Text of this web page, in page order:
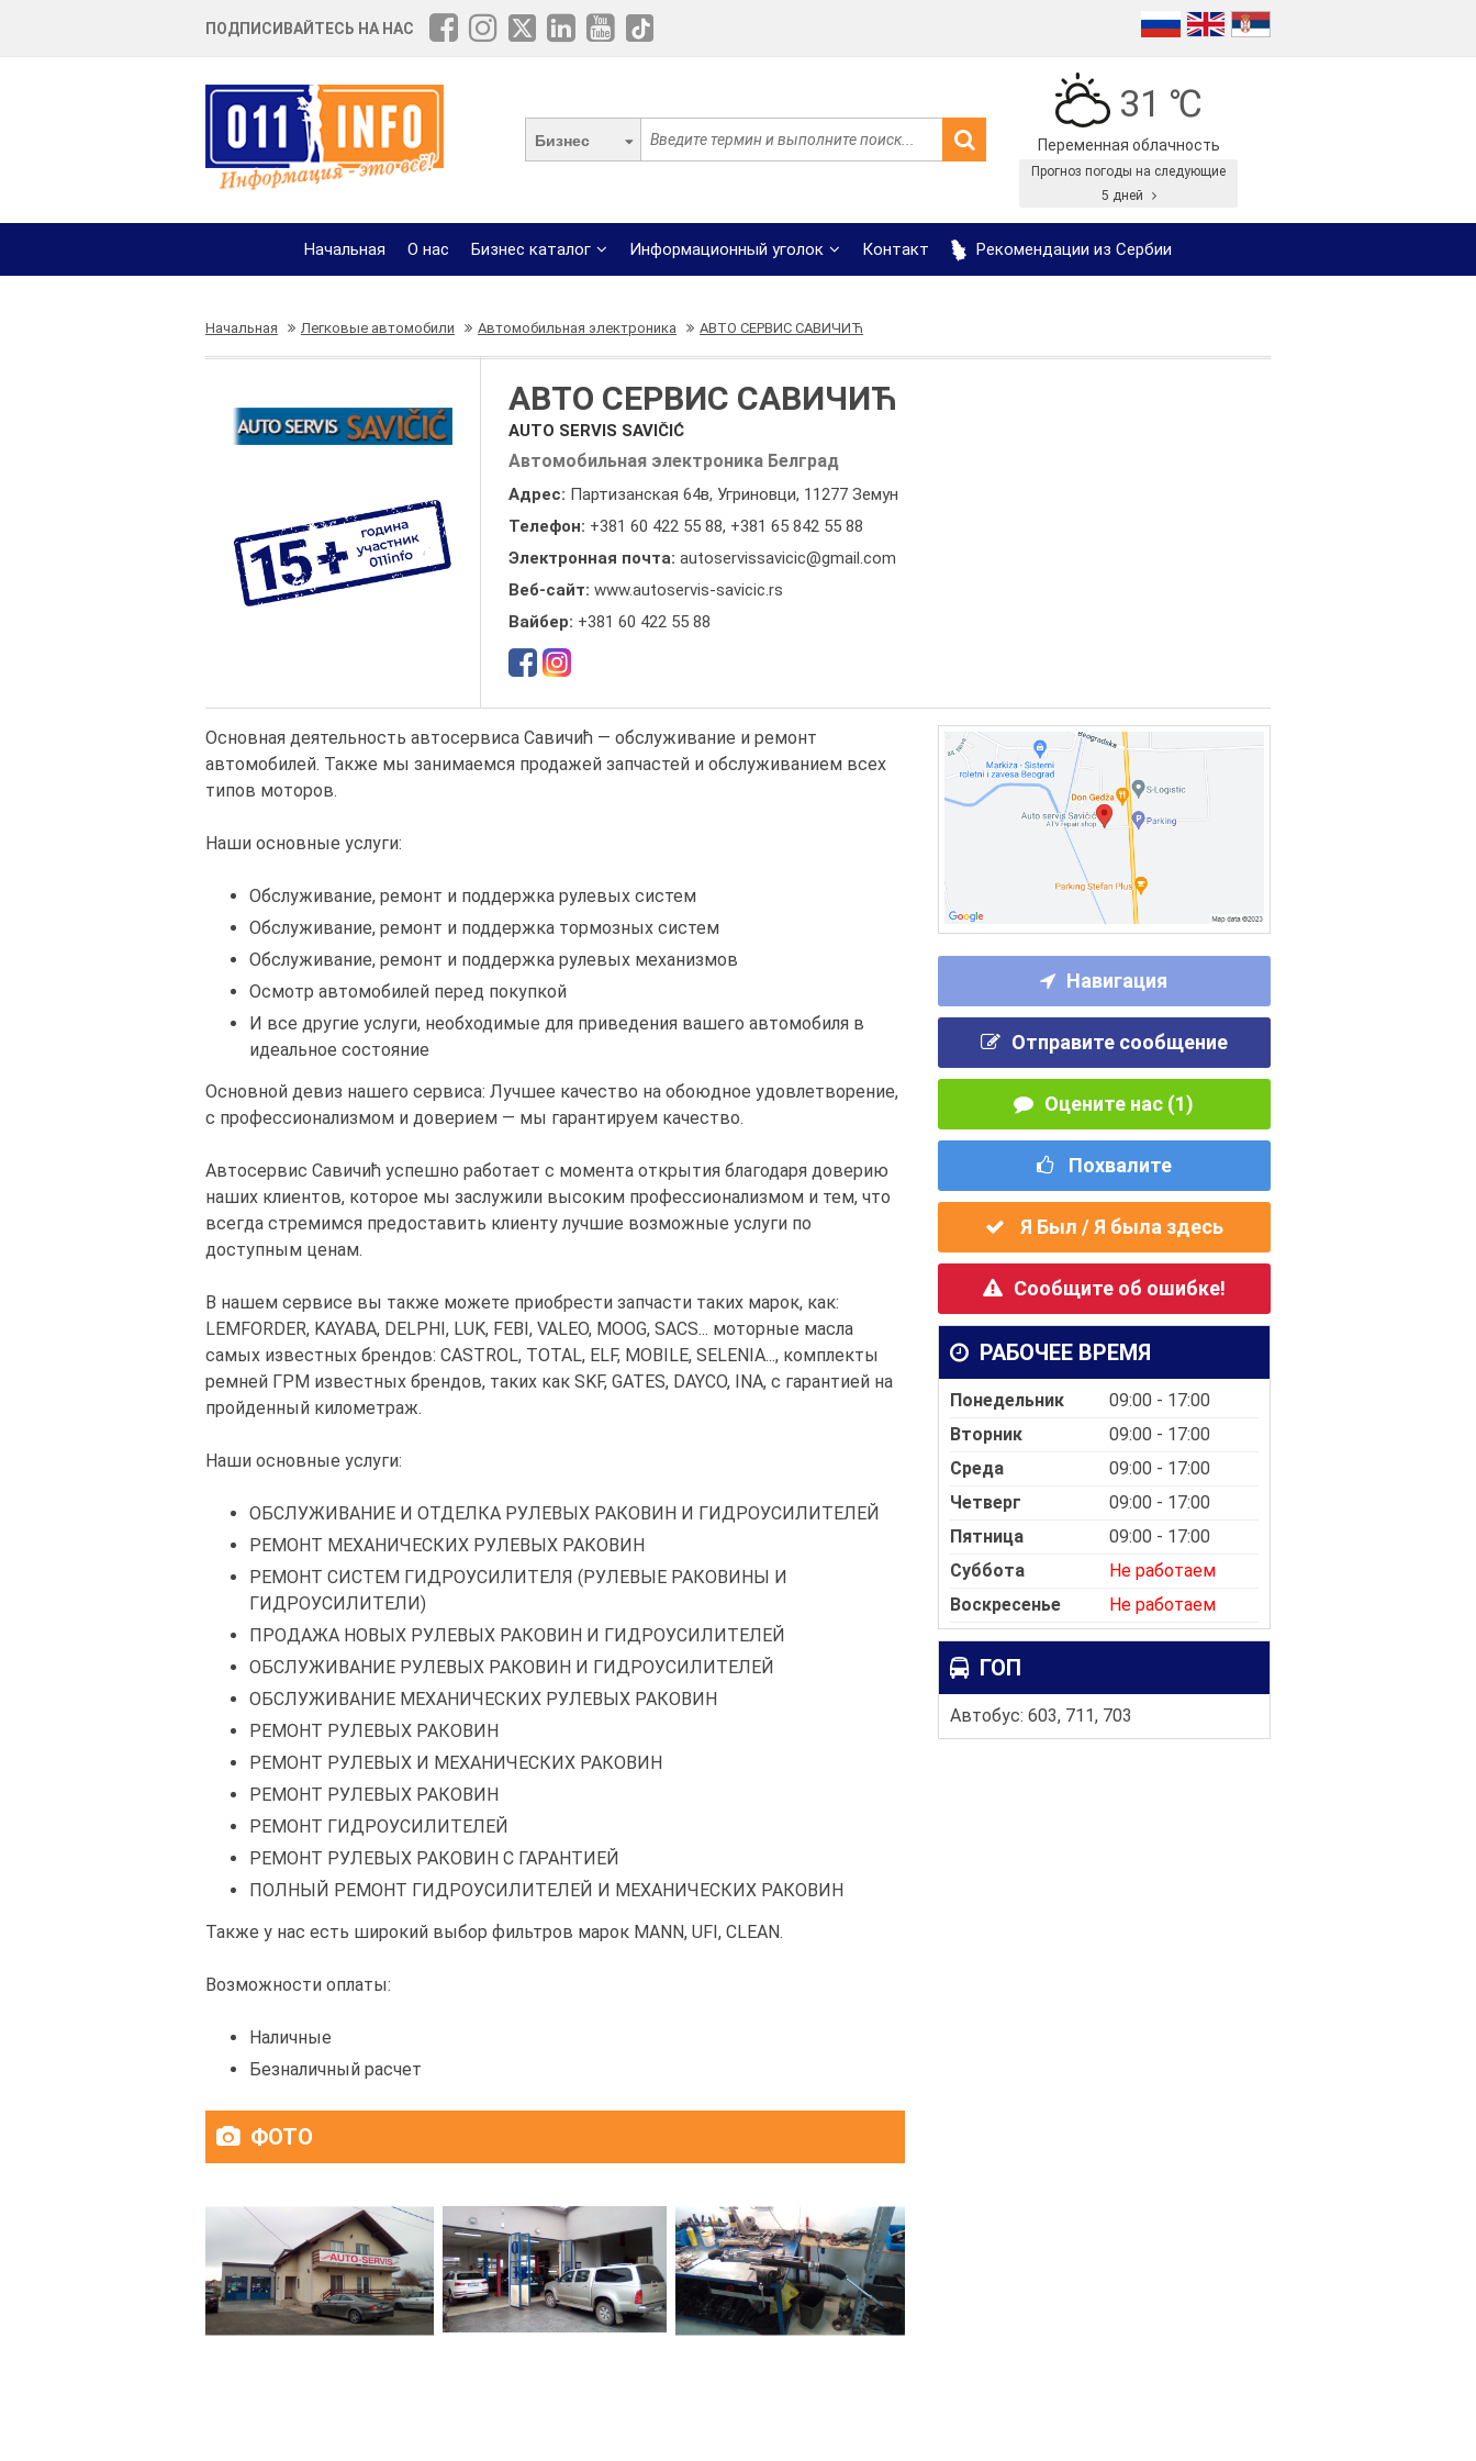
ПОДПИСИВАЙТЕСЬ НА НАС
Бизнес
31 ℃
Переменная облачность
Прогноз погоды на следующие
5 дней
Начальная О нас Бизнес каталог Информационный уголок Контакт Рекомендации из Сербии
Начальная Легковые автомобили Автомобильная электроника АВТО СЕРВИС САВИЧИЋ
АВТО СЕРВИС САВИЧИЋ
AUTO SERVIS SAVIČIĆ
Автомобильная электроника Белград
Адрес: Партизанская 64в, Угриновци, 11277 Земун
Телефон: +381 60 422 55 88, +381 65 842 55 88
Электронная почта: autoservissavicic@gmail.com
Веб-сайт: www.autoservis-savicic.rs
Вайбер: +381 60 422 55 88
Навигация
Отправите сообщение
Оцените нас (1)
Похвалите
Я Был / Я была здесь
Сообщите об ошибке!
РАБОЧЕЕ ВРЕМЯ
Понедельник
09:00 - 17:00
Вторник
09:00 - 17:00
Среда
09:00 - 17:00
Четверг
09:00 - 17:00
Пятница
09:00 - 17:00
Суббота
Не работаем
Воскресенье
Не работаем
ГОП
Автобус: 603, 711, 703
Основная деятельность автосервиса Савичић — обслуживание и ремонт
автомобилей. Также мы занимаемся продажей запчастей и обслуживанием всех
типов моторов.
Наши основные услуги:
Обслуживание, ремонт и поддержка рулевых систем
Обслуживание, ремонт и поддержка тормозных систем
Обслуживание, ремонт и поддержка рулевых механизмов
Осмотр автомобилей перед покупкой
И все другие услуги, необходимые для приведения вашего автомобиля в
идеальное состояние
Основной девиз нашего сервиса: Лучшее качество на обоюдное удовлетворение,
с профессионализмом и доверием — мы гарантируем качество.
Автосервис Савичић успешно работает с момента открытия благодаря доверию
наших клиентов, которое мы заслужили высоким профессионализмом и тем, что
всегда стремимся предоставить клиенту лучшие возможные услуги по
доступным ценам.
В нашем сервисе вы также можете приобрести запчасти таких марок, как:
LEMFORDER, KAYABA, DELPHI, LUK, FEBI, VALEO, MOOG, SACS... моторные масла
самых известных брендов: CASTROL, TOTAL, ELF, MOBILE, SELENIA..., комплекты
ремней ГРМ известных брендов, таких как SKF, GATES, DAYCO, INA, с гарантией на
пройденный километраж.
Наши основные услуги:
ОБСЛУЖИВАНИЕ И ОТДЕЛКА РУЛЕВЫХ РАКОВИН И ГИДРОУСИЛИТЕЛЕЙ
РЕМОНТ МЕХАНИЧЕСКИХ РУЛЕВЫХ РАКОВИН
РЕМОНТ СИСТЕМ ГИДРОУСИЛИТЕЛЯ (РУЛЕВЫЕ РАКОВИНЫ И
ГИДРОУСИЛИТЕЛИ)
ПРОДАЖА НОВЫХ РУЛЕВЫХ РАКОВИН И ГИДРОУСИЛИТЕЛЕЙ
ОБСЛУЖИВАНИЕ РУЛЕВЫХ РАКОВИН И ГИДРОУСИЛИТЕЛЕЙ
ОБСЛУЖИВАНИЕ МЕХАНИЧЕСКИХ РУЛЕВЫХ РАКОВИН
РЕМОНТ РУЛЕВЫХ РАКОВИН
РЕМОНТ РУЛЕВЫХ И МЕХАНИЧЕСКИХ РАКОВИН
РЕМОНТ РУЛЕВЫХ РАКОВИН
РЕМОНТ ГИДРОУСИЛИТЕЛЕЙ
РЕМОНТ РУЛЕВЫХ РАКОВИН С ГАРАНТИЕЙ
ПОЛНЫЙ РЕМОНТ ГИДРОУСИЛИТЕЛЕЙ И МЕХАНИЧЕСКИХ РАКОВИН
Также у нас есть широкий выбор фильтров марок MANN, UFI, CLEAN.
Возможности оплаты:
Наличные
Безналичный расчет
ФОТО